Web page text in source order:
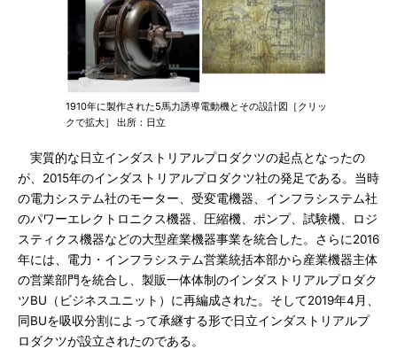
1910年に製作された5馬力誘導電動機とその設計図［クリッ
クで拡大］ 出所：日立
実質的な日立インダストリアルプロダクツの起点となったの
が、2015年のインダストリアルプロダクツ社の発足である。当時
の電力システム社のモーター、受変電機器、インフラシステム社
のパワーエレクトロニクス機器、圧縮機、ポンプ、試験機、ロジ
スティクス機器などの大型産業機器事業を統合した。さらに2016
年には、電力・インフラシステム営業統括本部から産業機器主体
の営業部門を統合し、製販一体体制のインダストリアルプロダク
ツBU（ビジネスユニット）に再編成された。そして2019年4月、
同BUを吸収分割によって承継する形で日立インダストリアルプ
ロダクツが設立されたのである。